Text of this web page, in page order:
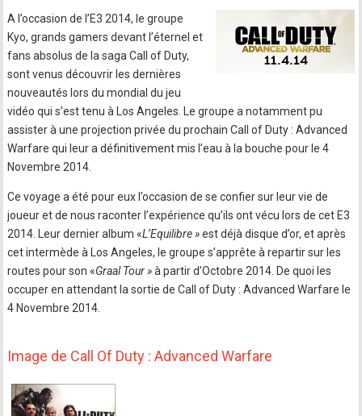
A l’occasion de l’E3 2014, le groupe
Kyo, grands gamers devant l’éternel et
fans absolus de la saga Call of Duty,
sont venus découvrir les dernières
nouveautés lors du mondial du jeu
vidéo qui s’est tenu à Los Angeles. Le groupe a notamment pu
assister à une projection privée du prochain Call of Duty : Advanced
Warfare qui leur a définitivement mis l’eau à la bouche pour le 4
Novembre 2014.
Ce voyage a été pour eux l’occasion de se confier sur leur vie de
joueur et de nous raconter l’expérience qu’ils ont vécu lors de cet E3
2014. Leur dernier album «L’Equilibre »est déjà disque d’or, et après
cet intermède à Los Angeles, le groupe s’apprête à repartir sur les
routes pour son «Graal Tour »à partir d’Octobre 2014. De quoi les
occuper en attendant la sortie de Call of Duty : Advanced Warfare le
4 Novembre 2014.
Image de Call Of Duty : Advanced Warfare